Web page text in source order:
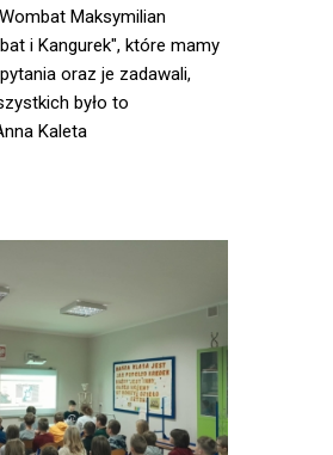
Maksymilian
i Kangurek", które mamy
oraz je zadawali,
było to
Kaleta